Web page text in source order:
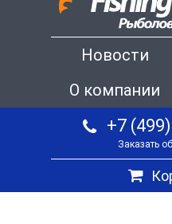
Новости
О компании
+7
Заказать